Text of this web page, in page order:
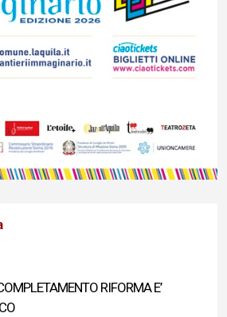
RIFORMA E’